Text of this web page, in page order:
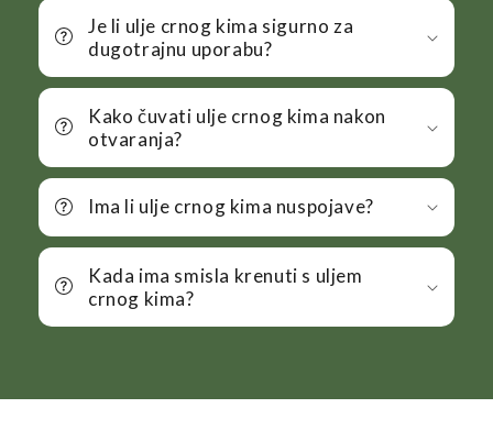
Je li ulje crnog kima sigurno za
dugotrajnu uporabu?
Kako čuvati ulje crnog kima nakon
otvaranja?
Ima li ulje crnog kima nuspojave?
Kada ima smisla krenuti s uljem
crnog kima?